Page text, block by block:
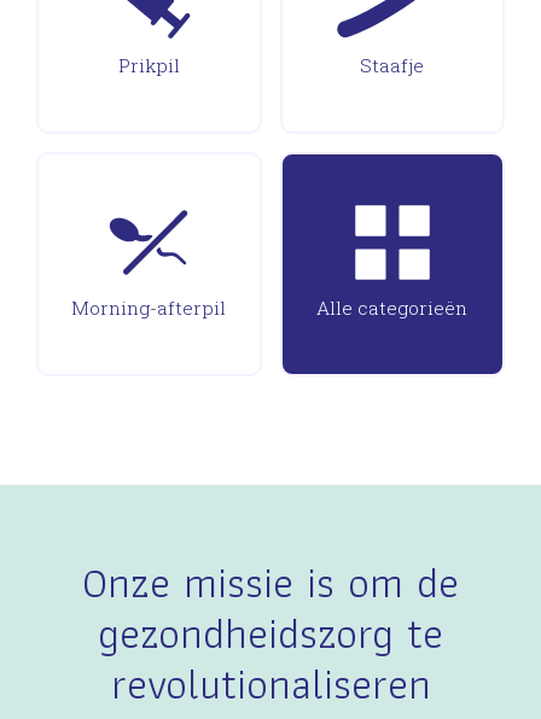
Prikpil Staafje
Morning-afterpil Alle categorieën
Onze missie is om de
gezondheidszorg te
revolutionaliseren